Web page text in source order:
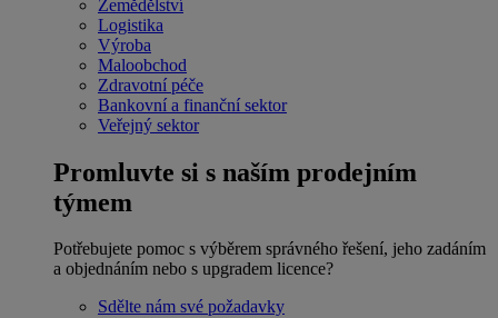
Zemědělství
Logistika
Výroba
Maloobchod
Zdravotní péče
Bankovní a finanční sektor
Veřejný sektor
Promluvte si s naším prodejním
týmem
Potřebujete pomoc s výběrem správného řešení, jeho zadáním
a objednáním nebo s upgradem licence?
Sdělte nám své požadavky